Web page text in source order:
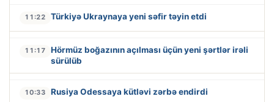
11:22 Türkiyə Ukraynaya yeni səfir təyin etdi
11:17
Hörmüz boğazının açılması üçün yeni şərtlər irəli
sürülüb
10:33 Rusiya Odessaya kütləvi zərbə endirdi